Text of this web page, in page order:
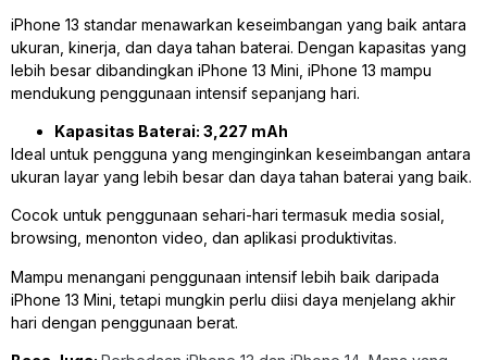
iPhone 13 standar menawarkan keseimbangan yang baik antara
ukuran, kinerja, dan daya tahan baterai. Dengan kapasitas yang
lebih besar dibandingkan iPhone 13 Mini, iPhone 13 mampu
mendukung penggunaan intensif sepanjang hari.
Kapasitas Baterai: 3,227 mAh
Ideal untuk pengguna yang menginginkan keseimbangan antara
ukuran layar yang lebih besar dan daya tahan baterai yang baik.
Cocok untuk penggunaan sehari-hari termasuk media sosial,
browsing, menonton video, dan aplikasi produktivitas.
Mampu menangani penggunaan intensif lebih baik daripada
iPhone 13 Mini, tetapi mungkin perlu diisi daya menjelang akhir
hari dengan penggunaan berat.